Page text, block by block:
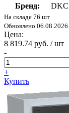
Бренд:
DKC
На складе 76 шт
Обновлено 06.08.2026
Цена:
8 819.74 руб. / шт
-
+
Купить